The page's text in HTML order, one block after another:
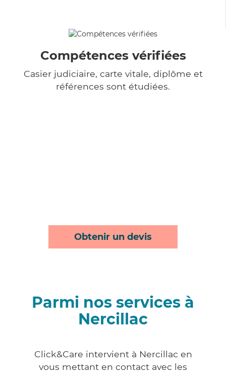
Compétences vérifiées
Casier judiciaire, carte vitale, diplôme et
références sont étudiées.
Obtenir un devis
Parmi nos services à
Nercillac
Click&Care intervient à Nercillac en
vous mettant en contact avec les